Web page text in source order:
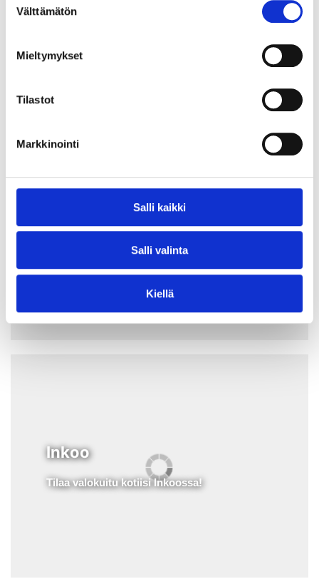
valinta
Välttämätön
Mieltymykset
Tilastot
Markkinointi
Salli kaikki
Salli valinta
Kiellä
Tilaa valokuitu kotiisi Kirkkonummella!
Tilaa valokuitu kotiisi Siuntiossa!
Inkoo
Tilaa valokuitu kotiisi Inkoossa!